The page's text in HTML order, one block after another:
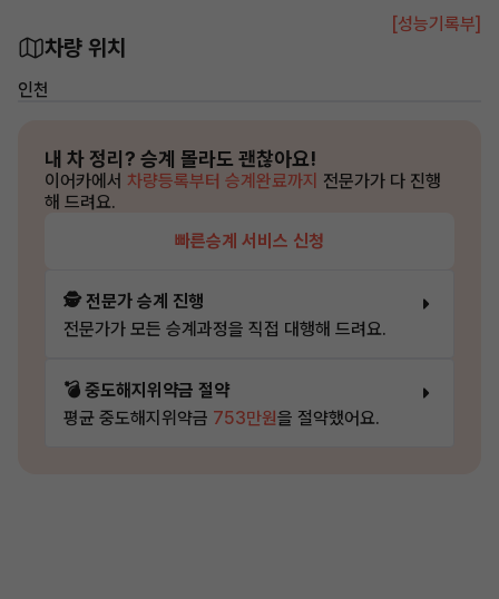
[성능기록부]
차량 위치
인천
내 차 정리? 승계 몰라도 괜찮아요!
이어카에서 차량등록부터 승계완료까지 전문가가 다 진행
해 드려요.
빠른승계 서비스 신청
🕵️ 전문가 승계 진행
전문가가 모든 승계과정을 직접 대행해 드려요.
💣 중도해지위약금 절약
평균 중도해지위약금 753만원을 절약했어요.